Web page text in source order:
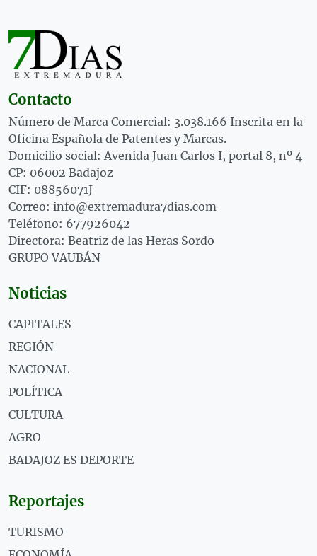
Contacto
Número de Marca Comercial: 3.038.166 Inscrita en la
Oficina Española de Patentes y Marcas.
Domicilio social: Avenida Juan Carlos I, portal 8, nº 4
CP: 06002 Badajoz
CIF: 08856071J
Correo: info@extremadura7dias.com
Teléfono: 677926042
Directora: Beatriz de las Heras Sordo
GRUPO VAUBÁN
Noticias
CAPITALES
REGIÓN
NACIONAL
POLÍTICA
CULTURA
AGRO
BADAJOZ ES DEPORTE
Reportajes
TURISMO